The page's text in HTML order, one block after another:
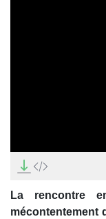
seconds
0
seconds
La rencontre
mécontentement